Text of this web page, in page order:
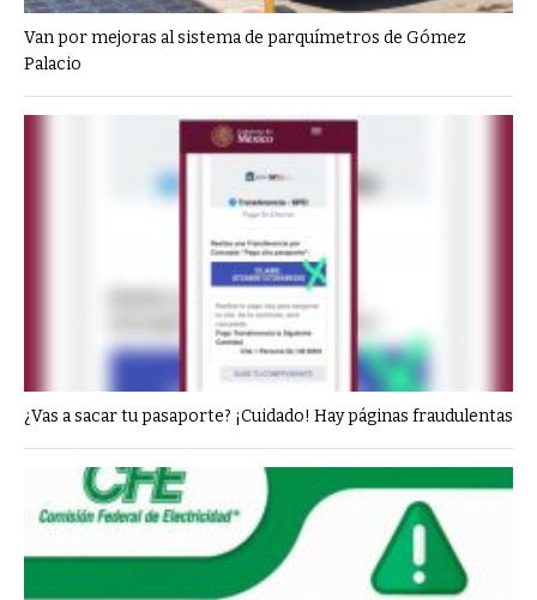
Van por mejoras al sistema de parquímetros de Gómez
Palacio
¿Vas a sacar tu pasaporte? ¡Cuidado! Hay páginas fraudulentas